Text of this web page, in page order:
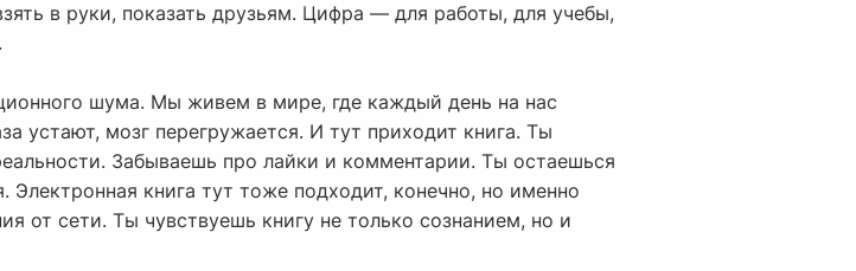
в руки, показать друзьям. Цифра — для работы, для учебы,
шума. Мы живем в мире, где каждый день на нас
устают, мозг перегружается. И тут приходит книга. Ты
Забываешь про лайки и комментарии. Ты остаешься
книга тут тоже подходит, конечно, но именно
от сети. Ты чувствуешь книгу не только сознанием, но и